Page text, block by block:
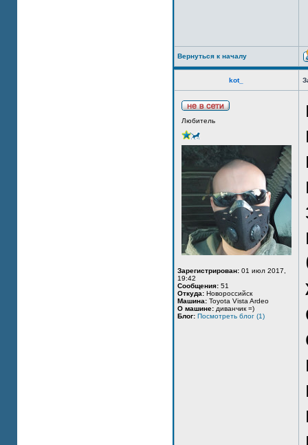
Вернуться к началу
kot_
Любитель
Зарегистрирован: 01 июл 2017,
19:42
Сообщения: 51
Откуда: Новороссийск
Машина: Toyota Vista Ardeo
О машине: диванчик =)
Блог: Посмотреть блог (1)